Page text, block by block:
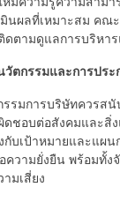
มินผลที่เหมาะสม คณ
ดตามดูแลการบริหา
วัตกรรมและการปร
มการบริษัทควรสนับ
ดชอบต่อสังคมและสิ่
กับเป้าหมายและแผ
ความยั่งยืน พร้อมทั้ง
มเสี่ยง